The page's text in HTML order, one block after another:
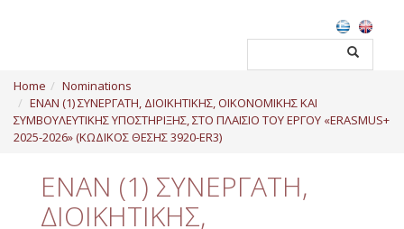
Profile
Regulation
Staff
Home
Nominations
ΕΝΑΝ (1) ΣΥΝΕΡΓΑΤΗ, ΔΙΟΙΚΗΤΙΚΗΣ, ΟΙΚΟΝΟΜΙΚΗΣ ΚΑΙ
ΣΥΜΒΟΥΛΕΥΤΙΚΗΣ ΥΠΟΣΤΗΡΙΞΗΣ, ΣΤΟ ΠΛΑΙΣΙΟ ΤΟΥ ΕΡΓΟΥ «ERASMUS+
2025-2026» (ΚΩΔΙΚΟΣ ΘΕΣΗΣ 3920-ER3)
ΕΝΑΝ (1) ΣΥΝΕΡΓΑΤΗ,
ΔΙΟΙΚΗΤΙΚΗΣ,